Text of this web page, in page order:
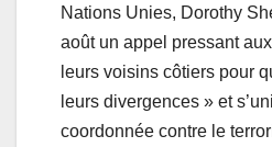
Nations Unies, Dorothy
août un appel pressant
leurs voisins côtiers pour
leurs divergences » et
coordonnée contre le